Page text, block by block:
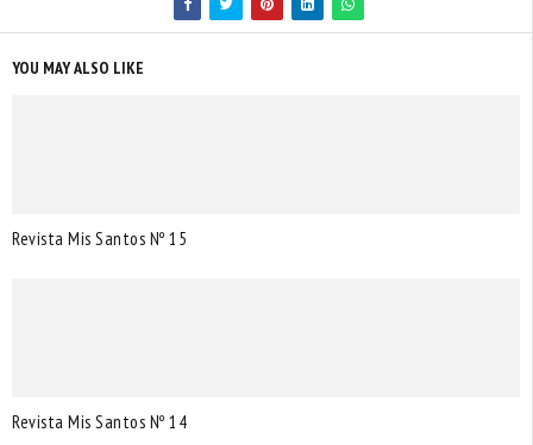
YOU MAY ALSO LIKE
Revista Mis Santos Nº 15
Revista Mis Santos Nº 14